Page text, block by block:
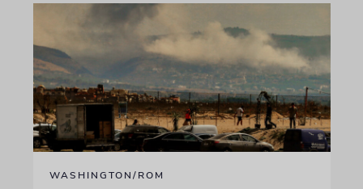
WASHINGTON/ROM